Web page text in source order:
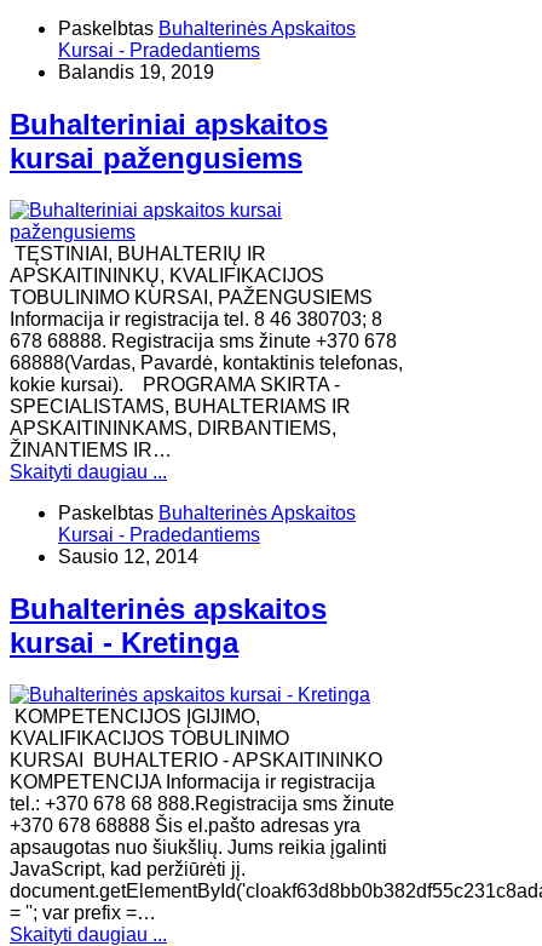
Paskelbtas Buhalterinės Apskaitos
Kursai - Pradedantiems
Balandis 19, 2019
Buhalteriniai apskaitos
kursai pažengusiems
TĘSTINIAI, BUHALTERIŲ IR
APSKAITININKŲ, KVALIFIKACIJOS
TOBULINIMO KURSAI, PAŽENGUSIEMS
Informacija ir registracija tel. 8 46 380703; 8
678 68888. Registracija sms žinute +370 678
68888(Vardas, Pavardė, kontaktinis telefonas,
kokie kursai). ​PROGRAMA SKIRTA -
SPECIALISTAMS, BUHALTERIAMS IR
APSKAITININKAMS, DIRBANTIEMS,
ŽINANTIEMS IR…
Skaityti daugiau ...
Paskelbtas Buhalterinės Apskaitos
Kursai - Pradedantiems
Sausio 12, 2014
Buhalterinės apskaitos
kursai - Kretinga
KOMPETENCIJOS ĮGIJIMO,
KVALIFIKACIJOS TOBULINIMO
KURSAI BUHALTERIO - APSKAITININKO
KOMPETENCIJA Informacija ir registracija
tel.: +370 678 68 888.Registracija sms žinute
+370 678 68888 Šis el.pašto adresas yra
apsaugotas nuo šiukšlių. Jums reikia įgalinti
JavaScript, kad peržiūrėti jį.
= ''; var prefix =…
Skaityti daugiau ...